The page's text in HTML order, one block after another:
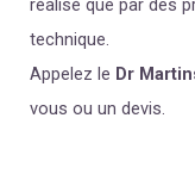
réalisé que par des
technique.
Appelez le Dr
vous ou un devis.